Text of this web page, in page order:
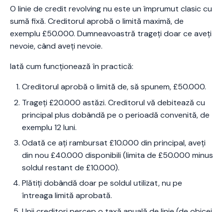
O linie de credit revolving nu este un împrumut clasic cu
sumă fixă. Creditorul aprobă o limită maximă, de
exemplu £50.000. Dumneavoastră trageți doar ce aveți
nevoie, când aveți nevoie.
Iată cum funcționează în practică:
Creditorul aprobă o limită de, să spunem, £50.000.
Trageți £20.000 astăzi. Creditorul vă debitează cu
principal plus dobândă pe o perioadă convenită, de
exemplu 12 luni.
Odată ce ați rambursat £10.000 din principal, aveți
din nou £40.000 disponibili (limita de £50.000 minus
soldul restant de £10.000).
Plătiți dobândă doar pe soldul utilizat, nu pe
întreaga limită aprobată.